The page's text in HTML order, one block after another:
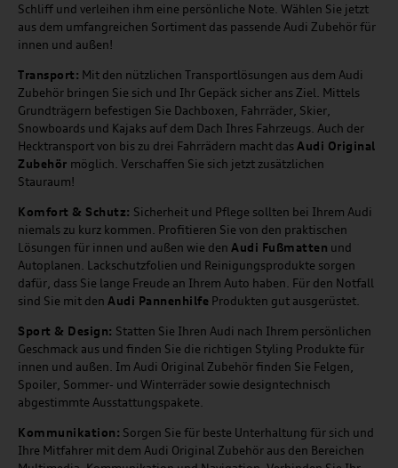
Schliff und verleihen ihm eine persönliche Note. Wählen Sie jetzt
aus dem umfangreichen Sortiment das passende Audi Zubehör für
innen und außen!
Transport: Mit den nützlichen Transportlösungen aus dem Audi
Zubehör bringen Sie sich und Ihr Gepäck sicher ans Ziel. Mittels
Grundträgern befestigen Sie Dachboxen, Fahrräder, Skier,
Snowboards und Kajaks auf dem Dach Ihres Fahrzeugs. Auch der
Hecktransport von bis zu drei Fahrrädern macht das Audi Original
Zubehör möglich. Verschaffen Sie sich jetzt zusätzlichen
Stauraum!
Komfort & Schutz: Sicherheit und Pflege sollten bei Ihrem Audi
niemals zu kurz kommen. Profitieren Sie von den praktischen
Lösungen für innen und außen wie den Audi Fußmatten und
Autoplanen. Lackschutzfolien und Reinigungsprodukte sorgen
dafür, dass Sie lange Freude an Ihrem Auto haben. Für den Notfall
sind Sie mit den Audi Pannenhilfe Produkten gut ausgerüstet.
Sport & Design: Statten Sie Ihren Audi nach Ihrem persönlichen
Geschmack aus und finden Sie die richtigen Styling Produkte für
innen und außen. Im Audi Original Zubehör finden Sie Felgen,
Spoiler, Sommer- und Winterräder sowie designtechnisch
abgestimmte Ausstattungspakete.
Kommunikation: Sorgen Sie für beste Unterhaltung für sich und
Ihre Mitfahrer mit dem Audi Original Zubehör aus den Bereichen